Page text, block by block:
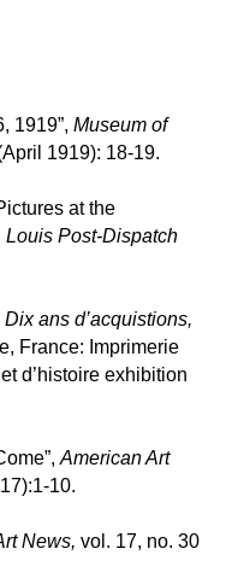
1919”, Museum of
1919): 18-19.
at the
Louis Post-Dispatch
Dix ans d’acquistions,
France: Imprimerie
d’histoire exhibition
American Art
10.
News, vol. 17, no. 30